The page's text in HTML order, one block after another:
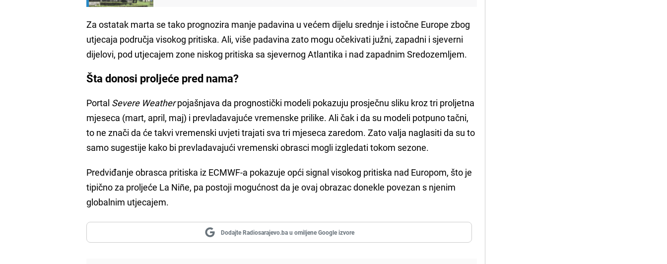
Za ostatak marta se tako prognozira manje padavina u većem dijelu srednje i istočne Europe zbog
utjecaja područja visokog pritiska. Ali, više padavina zato mogu očekivati južni, zapadni i sjeverni
dijelovi, pod utjecajem zone niskog pritiska sa sjevernog Atlantika i nad zapadnim Sredozemljem.
Šta donosi proljeće pred nama?
Portal Severe Weatherpojašnjava da prognostički modeli pokazuju prosječnu sliku kroz tri proljetna
mjeseca (mart, april, maj) i prevladavajuće vremenske prilike. Ali čak i da su modeli potpuno tačni,
to ne znači da će takvi vremenski uvjeti trajati sva tri mjeseca zaredom. Zato valja naglasiti da su to
samo sugestije kako bi prevladavajući vremenski obrasci mogli izgledati tokom sezone.
Predviđanje obrasca pritiska iz ECMWF-a pokazuje opći signal visokog pritiska nad Europom, što je
tipično za proljeće La Niñe, pa postoji mogućnost da je ovaj obrazac donekle povezan s njenim
globalnim utjecajem.
Dodajte Radiosarajevo.ba u omiljene Google izvore